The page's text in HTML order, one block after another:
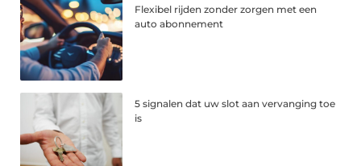
Flexibel rijden zonder zorgen met een
auto abonnement
5 signalen dat uw slot aan vervanging toe
is